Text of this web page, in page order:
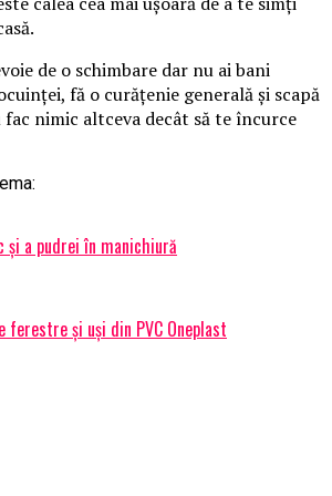
de o schimbare dar nu ai bani
fă o curățenie generală și scapă
nimic altceva decât să te încurce
a pudrei în manichiură
ferestre și uși din PVC Oneplast